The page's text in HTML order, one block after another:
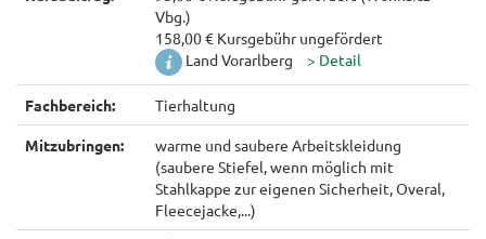
Vbg.)
158,00 € Kursgebühr ungefördert
Land Vorarlberg
Fachbereich: Tierhaltung
Mitzubringen:
warme und saubere Arbeitskleidung
(saubere Stiefel, wenn möglich mit
Stahlkappe zur eigenen Sicherheit, Overal,
Fleecejacke,...)